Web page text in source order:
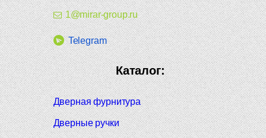
1@mirar-group.ru
Telegram
Каталог:
Дверная фурнитура
Дверные ручки